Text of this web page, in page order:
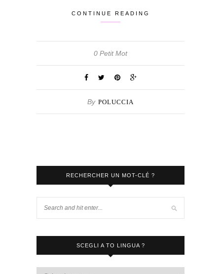
CONTINUE READING
0 Petit Mot
By POLUCCIA
RECHERCHER UN MOT-CLÉ ?
SCEGLI A TO LINGUA ?